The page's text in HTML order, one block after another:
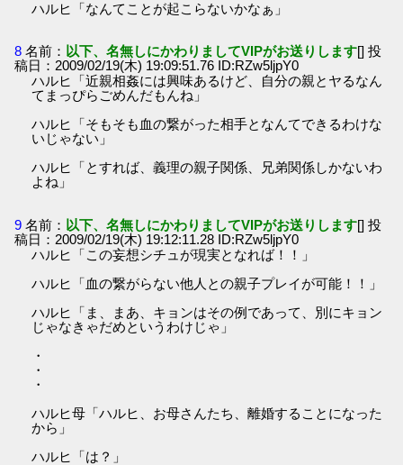
ハルヒ「なんてことが起こらないかなぁ」
8 名前： 以下、名無しにかわりましてVIPがお送りします[] 投
稿日：2009/02/19(木) 19:09:51.76 ID:RZw5ljpY0
ハルヒ「近親相姦には興味あるけど、自分の親とヤるなん
てまっぴらごめんだもんね」
ハルヒ「そもそも血の繋がった相手となんてできるわけな
いじゃない」
ハルヒ「とすれば、義理の親子関係、兄弟関係しかないわ
よね」
9 名前： 以下、名無しにかわりましてVIPがお送りします[] 投
稿日：2009/02/19(木) 19:12:11.28 ID:RZw5ljpY0
ハルヒ「この妄想シチュが現実となれば！！」
ハルヒ「血の繋がらない他人との親子プレイが可能！！」
ハルヒ「ま、まあ、キョンはその例であって、別にキョン
じゃなきゃだめというわけじゃ」
・
・
・
ハルヒ母「ハルヒ、お母さんたち、離婚することになった
から」
ハルヒ「は？」